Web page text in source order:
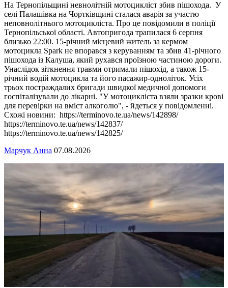
На Тернопільщині невнолітній мотоцикліст збив пішохода. У
селі Палашівка на Чортківщині сталася аварія за участю
неповнолітнього мотоцикліста. Про це повідомили в поліції
Тернопільської області. Автопригода трапилася 6 серпня
близько 22:00. 15-річний місцевий житель за кермом
мотоцикла Spark не впорався з керуванням та збив 41-річного
пішохода із Калуша, який рухався проїзною частиною дороги.
Унаслідок зіткнення травми отримали пішохід, а також 15-
річний водій мотоцикла та його пасажир-одноліток. Усіх
трьох постраждалих бригади швидкої медичної допомоги
госпіталізували до лікарні. "У мотоцикліста взяли зразки крові
для перевірки на вміст алкоголю", - йдеться у повідомленні.
Схожі новини: https://terminovo.te.ua/news/142898/
https://terminovo.te.ua/news/142837/
https://terminovo.te.ua/news/142825/
Марчук Анна 07.08.2026